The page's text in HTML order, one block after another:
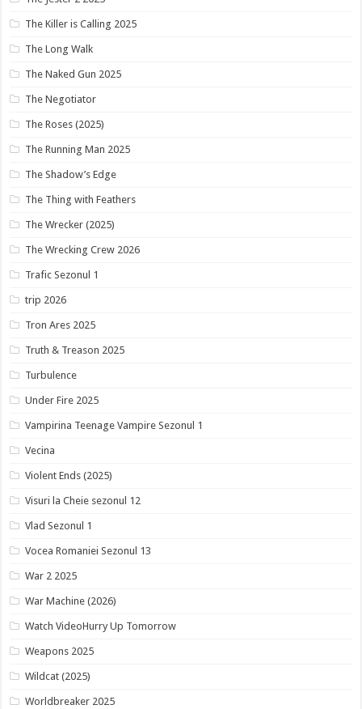
The Killer is Calling 2025
The Long Walk
The Naked Gun 2025
The Negotiator
The Roses (2025)
The Running Man 2025
The Shadow’s Edge
The Thing with Feathers
The Wrecker (2025)
The Wrecking Crew 2026
Trafic Sezonul 1
trip 2026
Tron Ares 2025
Truth & Treason 2025
Turbulence
Under Fire 2025
Vampirina Teenage Vampire Sezonul 1
Vecina
Violent Ends (2025)
Visuri la Cheie sezonul 12
Vlad Sezonul 1
Vocea Romaniei Sezonul 13
War 2 2025
War Machine (2026)
Watch VideoHurry Up Tomorrow
Weapons 2025
Wildcat (2025)
Worldbreaker 2025